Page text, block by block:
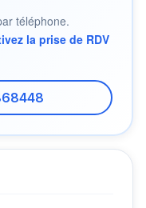
téléphone.
la prise de RDV